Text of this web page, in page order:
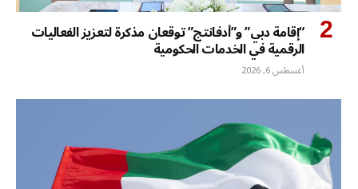
“إقامة دبي” و”أدفانتج” توقعان مذكرة لتعزيز الفعاليات
الرقمية في الخدمات الحكومية
أغسطس 6, 2026